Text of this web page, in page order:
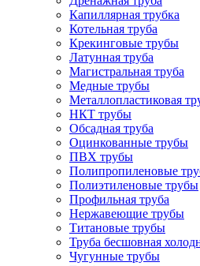
Капиллярная трубка
Котельная труба
Крекинговые трубы
Латунная труба
Магистральная труба
Медные трубы
Металлопластиковая
НКТ трубы
Обсадная труба
Оцинкованные трубы
ПВХ трубы
Полипропиленовые
Полиэтиленовые трубы
Профильная труба
Нержавеющие трубы
Титановые трубы
Труба бесшовная
Чугунные трубы